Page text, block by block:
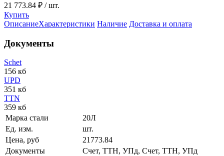
21 773.84 ₽ / шт.
Купить
ОписаниеХарактеристики Наличие Доставка и оплата
Документы
Schet
156 кб
UPD
351 кб
TTN
359 кб
Марка стали
20Л
Ед. изм.
шт.
Цена, руб
21773.84
Документы
Счет, ТТН, УПд, Счет, ТТН, УПд